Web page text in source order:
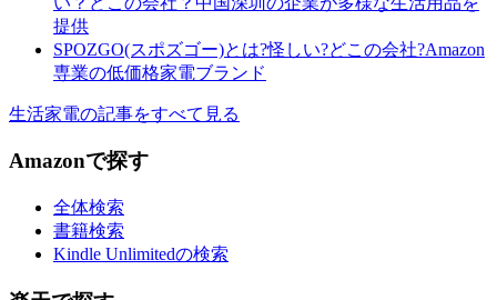
提供
SPOZGO(スポズゴー)とは?怪しい?どこの会社?Amazon
専業の低価格家電ブランド
生活家電の記事をすべて見る
Amazonで探す
全体検索
書籍検索
Kindle Unlimitedの検索